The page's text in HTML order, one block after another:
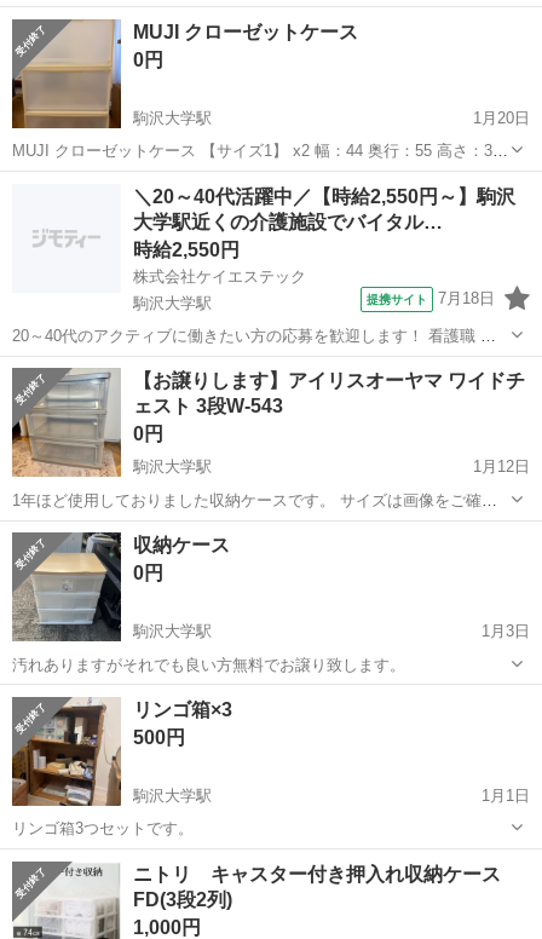
り、不要になったのでお譲り致します。 多少の使用感等ありますが通
常使用には問題無いと思います。 組み立て用の付属品が無いため、現
状品でお引き取りをお願いしま...
東京 世田谷区 駒沢大学駅 収納家具
MUJI クローゼットケース
0円
駒沢大学駅
1月20日
MUJI クローゼットケース 【サイズ1】 x2 幅：44 奥行：55 高さ：30
【サイズ2】 x1 幅：44 奥行：55 高さ：18
駒沢大学駅 収納家具
＼20～40代活躍中／【時給2,550円～】駒沢
大学駅近くの介護施設でバイタル…
時給2,550円
株式会社ケイエステック
駒沢大学駅
提携サイト 7月18日
20～40代のアクティブに働きたい方の応募を歓迎します！ 看護職 新
設有料 KS2 *平日のみ/週2～/施設未経験の方に優しい職場です!* 夜勤
なし、残業なし!仕事もプライベートも充実させたい方にぴったりの職
場! 来社...
東京 駒沢大学駅 看護師
【お譲りします】アイリスオーヤマ ワイドチ
ェスト 3段W-543
0円
駒沢大学駅
1月12日
1年ほど使用しておりました収納ケースです。 サイズは画像をご確認
ください。 カラーはグレーです。 上に物を置いていたため少しだけ天
板が湾曲しています。（写真の通り） 写真の通り天板に少しだけキズ
がございますのでご了承く...
東京 目黒区 駒沢大学駅
収納ケース
0円
駒沢大学駅
1月3日
汚れありますがそれでも良い方無料でお譲り致します。
東京 世田谷区 駒沢大学駅
リンゴ箱×3
500円
駒沢大学駅
1月1日
リンゴ箱3つセットです。
東京 世田谷区 駒沢大学駅 収納家具 リンゴ
ニトリ キャスター付き押入れ収納ケース
FD(3段2列)
1,000円